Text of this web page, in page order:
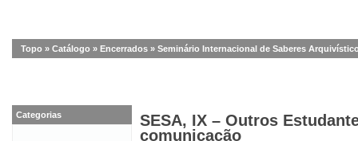
Topo » Catálogo » Encerrados » Seminário Internacional de Saberes
SESA, IX – Outros
comunicação
Categorias